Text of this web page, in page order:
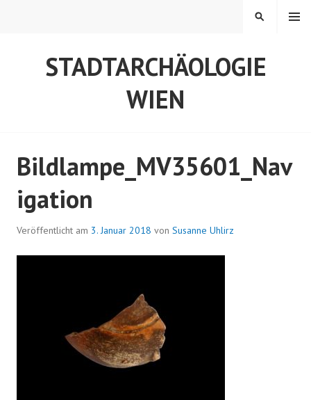
STADTARCHÄOLOGIE
WIEN
MENÜ
SUCHEN
Bildlampe_MV35601_Nav
igation
Veröffentlicht am 3. Januar 2018 von Susanne Uhlirz